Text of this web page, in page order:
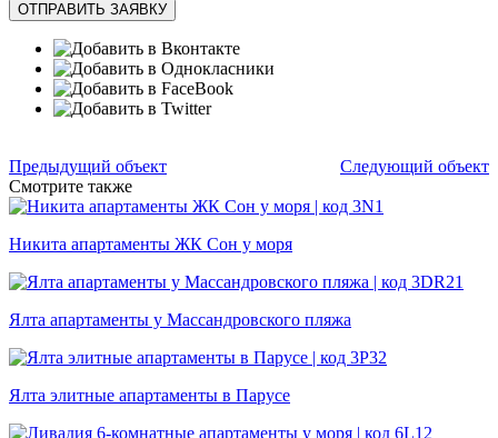
ОТПРАВИТЬ ЗАЯВКУ
Предыдущий объект
Следующий объект
Смотрите также
Никита апартаменты ЖК Сон у моря
Ялта апартаменты у Массандровского пляжа
Ялта элитные апартаменты в Парусе